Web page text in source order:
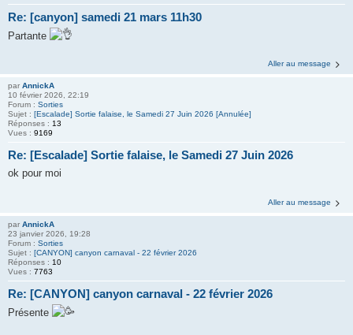
Re: [canyon] samedi 21 mars 11h30
Partante
Aller au message
par AnnickA
10 février 2026, 22:19
Forum : Sorties
Sujet : [Escalade] Sortie falaise, le Samedi 27 Juin 2026 [Annulée]
Réponses : 13
Vues : 9169
Re: [Escalade] Sortie falaise, le Samedi 27 Juin 2026
ok pour moi
Aller au message
par AnnickA
23 janvier 2026, 19:28
Forum : Sorties
Sujet : [CANYON] canyon carnaval - 22 février 2026
Réponses : 10
Vues : 7763
Re: [CANYON] canyon carnaval - 22 février 2026
Présente